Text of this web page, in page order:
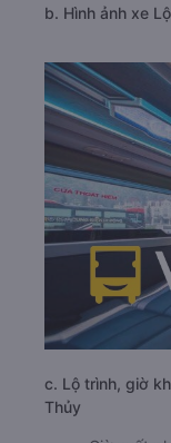
b. Hình ảnh xe
c. Lộ trình, giờ
Thủy